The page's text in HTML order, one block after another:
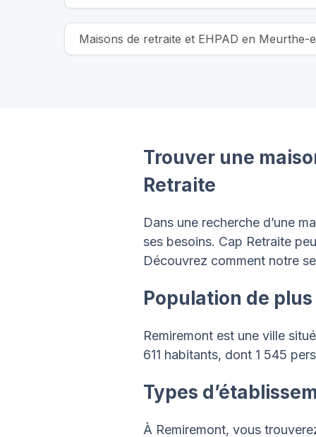
Maisons de retraite et EHPAD en Meurthe-
Trouver une
Retraite
Dans une recherche d’une
ses besoins. Cap Retraite
Découvrez comment notre
Population de
Remiremont est une ville
611 habitants, dont 1 545
Types
À Remiremont, vous